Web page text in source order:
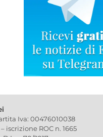
Iva: 00476010038
iscrizione ROC n. 1665